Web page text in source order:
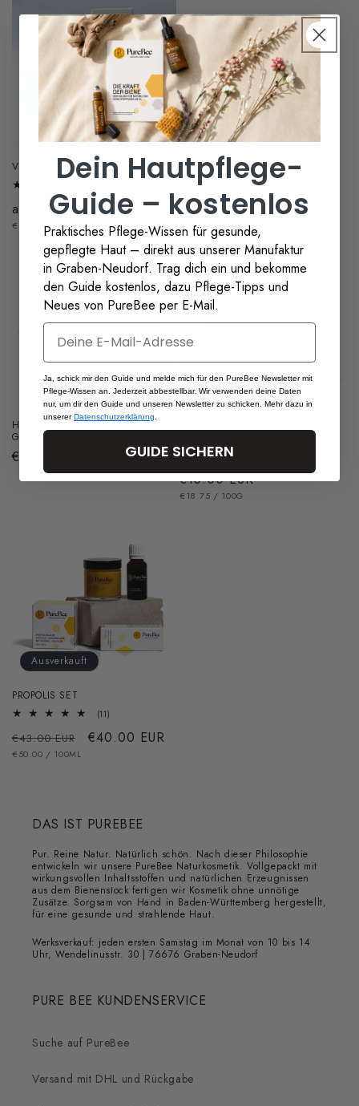
VITAMIN C SERUM SENSITIV
Bewertungen
insgesamt
Normaler
Preis
ab €6.00 EUR
GRUNDPREIS
€1,166.67 / PRO
L
Ausverkauft
GESICHTSMASKEN MINI
GESCHENKSET
Normaler
Preis
€40.00 EUR
HYALURON GESICHTSMASKE
GESCHENKSET
Normaler
Preis
€70.00 EUR
Normaler
Preis
€15.00 EUR
GRUNDPREIS
€18.75 / PRO
100G
Ausverkauft
PROPOLIS SET
(11)
insgesamt
Normaler
Preis
€43.00 EUR Verkaufspreis
€40.00 EUR
GRUNDPREIS
€50.00 / PRO
100ML
DAS IST PUREBEE
Pur. Reine Natur. Natürlich schön. Nach dieser Philosophie
entwickeln wir unsere PureBee Naturkosmetik. Vollgepackt mit
wirkungsvollen Inhaltsstoffen und natürlichen Erzeugnissen
aus dem Bienenstock fertigen wir Kosmetik ohne unnötige
Zusätze. Sorgsam von Hand in Baden-Württemberg hergestellt,
für eine gesunde und strahlende Haut.
Werksverkauf: jeden ersten Samstag im Monat von 10 bis 14
Uhr, Wendelinusstr. 30 | 76676 Graben-Neudorf
PURE BEE KUNDENSERVICE
Suche auf PureBee
Versand mit DHL und Rückgabe
Dein Hautpflege-
Guide – kostenlos
Praktisches Pflege-Wissen für gesunde,
gepflegte Haut – direkt aus unserer Manufaktur
in Graben-Neudorf. Trag dich ein und bekomme
den Guide kostenlos, dazu Pflege-Tipps und
Neues von PureBee per E-Mail.
Email
Ja, schick mir den Guide und melde mich für den PureBee Newsletter mit
Pflege-Wissen an. Jederzeit abbestellbar. Wir verwenden deine Daten
nur, um dir den Guide und unseren Newsletter zu schicken. Mehr dazu in
unsererDatenschutzerklärung
GUIDE SICHERN